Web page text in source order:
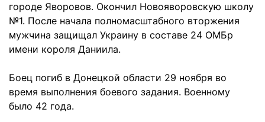
городе Яворовов. Окончил Новояворовскую школу
№1. После начала полномасштабного вторжения
мужчина защищал Украину в составе 24 ОМБр
имени короля Даниила.
Боец погиб в Донецкой области 29 ноября во
время выполнения боевого задания. Военному
было 42 года.